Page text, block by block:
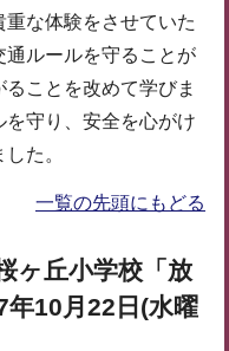
な体験をさせていた
通ルールを守ることが
ことを改めて学びま
を守り、安全を心がけ
た。
一覧の先頭にもどる
ヶ丘小学校「放
年10月22日(水曜